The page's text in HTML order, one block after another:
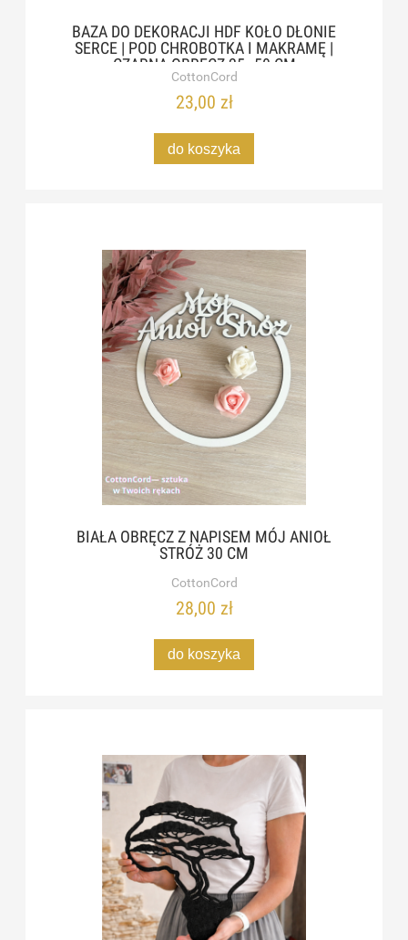
BAZA DO DEKORACJI HDF KOŁO DŁONIE
SERCE | POD CHROBOTKA I MAKRAMĘ |
CZARNA OBRĘCZ 25–50 CM
CottonCord
23,00 zł
do koszyka
BIAŁA OBRĘCZ Z NAPISEM MÓJ ANIOŁ
STRÓŻ 30 CM
CottonCord
28,00 zł
do koszyka